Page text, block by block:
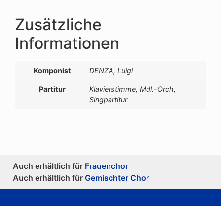
Zusätzliche
Informationen
Komponist DENZA, Luigi
Partitur
Klavierstimme, Mdl.-Orch,
Singpartitur
Auch erhältlich für Frauenchor
Auch erhältlich für Gemischter Chor